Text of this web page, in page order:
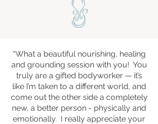
“What a beautiful nourishing, healing
and grounding session with you! You
truly are a gifted bodyworker — it’s
like I’m taken to a different world, and
come out the other side a completely
new, a better person - physically and
emotionally. I really appreciate your